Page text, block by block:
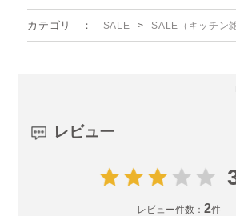
カテゴリ SALE > SALE（キッチン
レビュー
レビュー件数：2件